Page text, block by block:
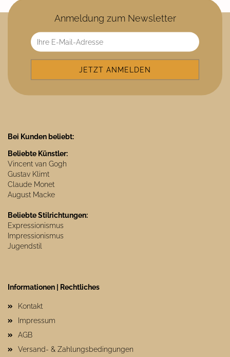
Anmeldung zum Newsletter
Bei Kunden beliebt:
Beliebte Künstler:
Vincent van Gogh
Gustav Klimt
Claude Monet
August Macke
Beliebte Stilrichtungen:
Expressionismus
Impressionismus
Jugendstil
Informationen | Rechtliches
Kontakt
Impressum
AGB
Versand- & Zahlungsbedingungen